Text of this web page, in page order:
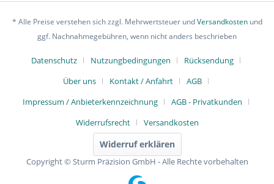
* Alle Preise verstehen sich zzgl. Mehrwertsteuer undVersandkostenund
ggf. Nachnahmegebühren, wenn nicht anders beschrieben
Datenschutz Nutzungbedingungen
Rücksendung
Über uns
Kontakt / Anfahrt
AGB
Impressum / Anbieterkennzeichnung
AGB - Privatkunden
Widerrufsrecht
Versandkosten
Widerruf erklären
Copyright © Sturm Präzision GmbH - Alle Rechte vorbehalten